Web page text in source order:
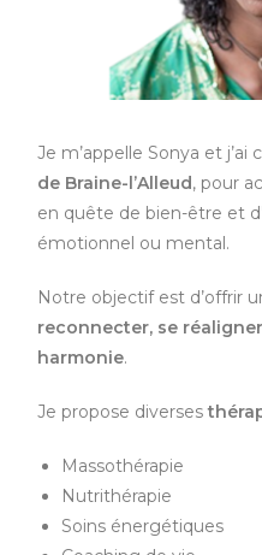
Je m’appelle Sonya et j’ai
de Braine-l’Alleud, pour
en quête de bien-être et
émotionnel ou mental.
Notre objectif est d’offrir
reconnecter, se
harmonie.
Je propose diverses
Massothérapie
Nutrithérapie
Soins énergétiques